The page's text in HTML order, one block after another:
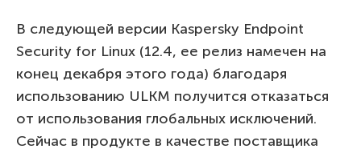
В следующей версии Kaspersky Endpoint
Security for Linux (12.4, ее релиз намечен на
конец декабря этого года) благодаря
использованию ULKM получится отказаться
от использования глобальных исключений.
Сейчас в продукте в качестве поставщика